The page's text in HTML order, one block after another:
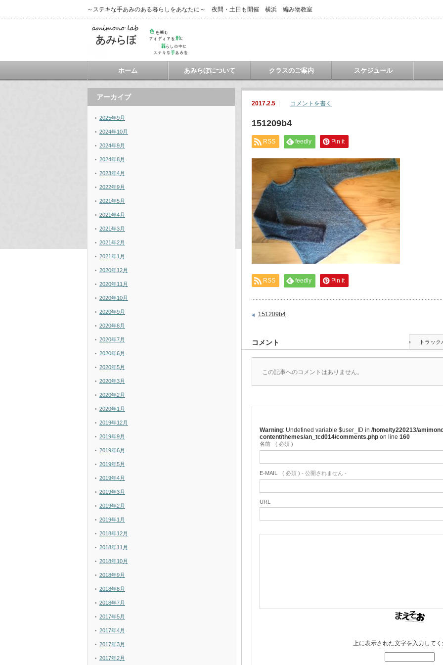
～ステキな手あみのある暮らしをあなたに～ 夜間・土日も開催 横浜 編み物教室
ホーム あみらぼについて クラスのご案内 スケジュール
2017.2.5 コメントを書く
151209b4
RSS feedly Pin it
RSS feedly Pin it
151209b4
コメント トラッ
この記事へのコメントはありません。
Warning : Undefined variable $user_ID in /home/ty220213/
content/themes/an_tcd014/comments.php on line 160
名前 ( 必須 )
E-MAIL ( 必須 ) - 公開されません -
URL
上に表示された文字を入力して
アーカイブ
2025年9月
2024年10月
2024年9月
2024年8月
2023年4月
2022年9月
2021年5月
2021年4月
2021年3月
2021年2月
2021年1月
2020年12月
2020年11月
2020年10月
2020年9月
2020年8月
2020年7月
2020年6月
2020年5月
2020年3月
2020年2月
2020年1月
2019年12月
2019年9月
2019年6月
2019年5月
2019年4月
2019年3月
2019年2月
2019年1月
2018年12月
2018年11月
2018年10月
2018年9月
2018年8月
2018年7月
2017年5月
2017年4月
2017年3月
2017年2月